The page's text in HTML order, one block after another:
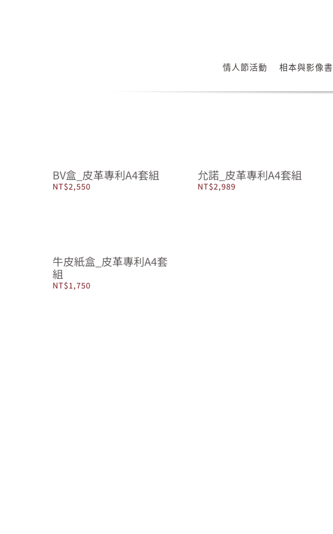
情人節活動 相本與影像書
BV盒_皮革專利A4套組
NT$2,550
允諾_皮革專利A4套組
NT$2,989
牛皮紙盒_皮革專利A4套
組
NT$1,750